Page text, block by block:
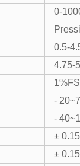
0-
0.5-
4.75-
1%FS
-
-
±
±